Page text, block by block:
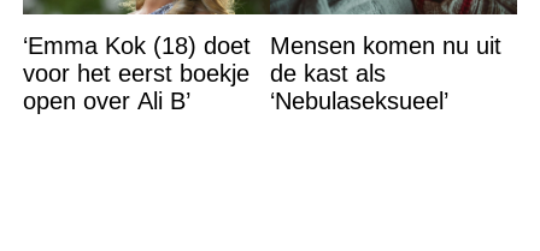
‘Emma Kok (18) doet
voor het eerst boekje
open over Ali B’
Mensen komen nu uit
de kast als
‘Nebulaseksueel’